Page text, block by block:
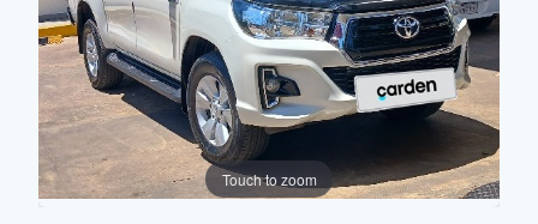
Touch to zoom